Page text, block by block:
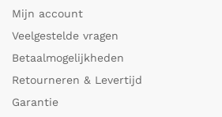
Mijn account
Veelgestelde vragen
Betaalmogelijkheden
Retourneren & Levertijd
Garantie